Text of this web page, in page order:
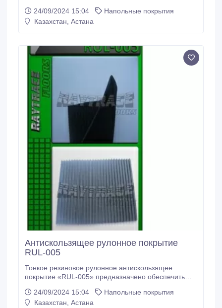
входных групп, крыльце и лестницах. Резиновые
рулоны/коврики/дорожки «RUL-004» могут
24/09/2024 15:04
Напольные покрытия
Казахстан, Астана
Антискользящее рулонное покрытие
RUL-005
Тонкое резиновое рулонное антискользящее
покрытие «RUL-005» предназначено обеспечить
входных групп, крыльце и лестницах. Резиновые
рулоны/коврики/дорожки «RUL-005» могут
24/09/2024 15:04
Напольные покрытия
Казахстан, Астана